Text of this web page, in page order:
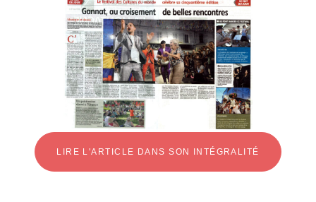
LIRE L'ARTICLE DANS SON INTÉGRALITÉ